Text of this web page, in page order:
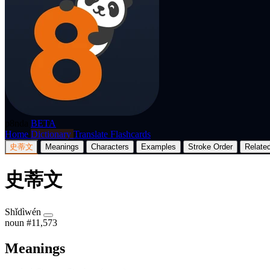
BETA
Home Dictionary Translate Flashcards
史蒂文 Meanings Characters Examples Stroke Order
史蒂文
Shǐdìwén
noun #11,573
Meanings